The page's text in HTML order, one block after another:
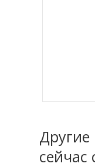
Другие
сейчас